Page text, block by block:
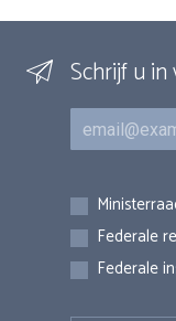
Schrijf u
E-mail
Inschrijvingen
Federale
Federale